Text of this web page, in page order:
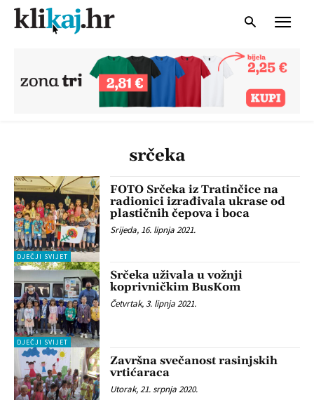
srčeka
DJEČJI SVIJET
FOTO Srčeka iz Tratinčice na
radionici izrađivala ukrase od
plastičnih čepova i boca
Srijeda, 16. lipnja 2021.
DJEČJI SVIJET
Srčeka uživala u vožnji
koprivničkim BusKom
Četvrtak, 3. lipnja 2021.
Završna svečanost rasinjskih
vrtićaraca
Utorak, 21. srpnja 2020.